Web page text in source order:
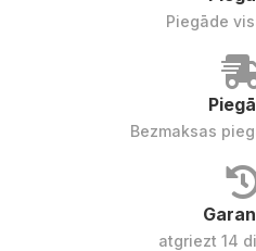
Piegāde
Bezmaksas
atgriezt 14